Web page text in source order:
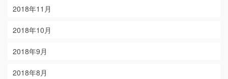
2018年11月
2018年10月
2018年9月
2018年8月